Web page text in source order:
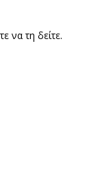
να τη δείτε.